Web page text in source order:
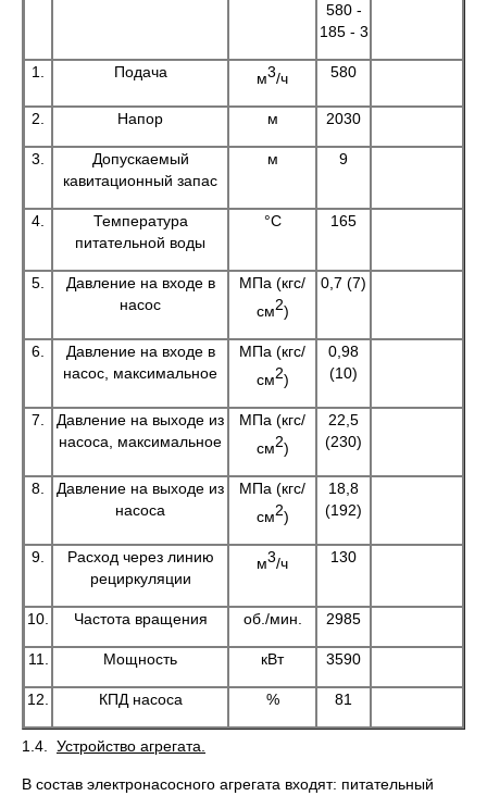
580 -
185 - 3
1. Подача м3/ч 580
2. Напор м 2030
3.
Допускаемый
кавитационный запас
м 9
4.
Температура
питательной воды
°С 165
5.
Давление на входе в
насос
МПа (кгс/
см2)
0,7 (7)
6.
Давление на входе в
насос, максимальное
МПа (кгс/
см2)
0,98
(10)
7.
Давление на выходе из
насоса, максимальное
МПа (кгс/
см2)
22,5
(230)
8.
Давление на выходе из
насоса
МПа (кгс/
см2)
18,8
(192)
9.
Расход через линию
рециркуляции
м3/ч 130
10. Частота вращения об./мин. 2985
11. Мощность кВт 3590
12. КПД насоса % 81
1.4. Устройство агрегата.
В состав электронасосного агрегата входят: питательный